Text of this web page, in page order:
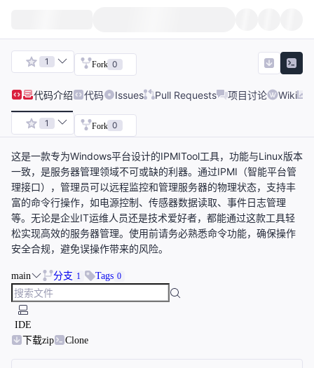
1 Fork 0
代码介绍 代码 Issues Pull Requests 项目讨论 Wiki
1 Fork 0
这是一款专为Windows平台设计的IPMITool工具，功能与Linux版本
一致，是服务器管理领域不可或缺的利器。通过IPMI（智能平台管
理接口），管理员可以远程监控和管理服务器的物理状态，支持丰
富的命令行操作，如电源控制、传感器数据读取、事件日志管理
等。无论是企业IT运维人员还是技术爱好者，都能通过这款工具轻
松实现高效的服务器管理。使用前请务必熟悉命令功能，确保操作
安全合规，避免误操作带来的风险。
main 分支 1 Tags 0
IDE
下载zip
Clone